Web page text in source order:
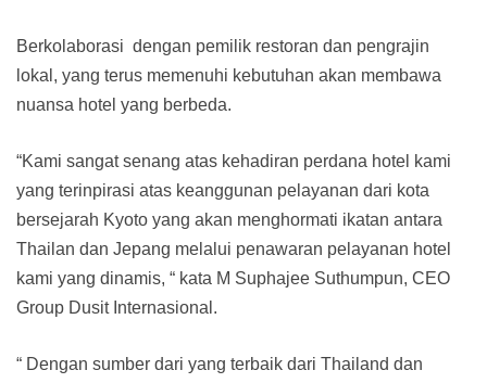
Berkolaborasi dengan pemilik restoran dan pengrajin
lokal, yang terus memenuhi kebutuhan akan membawa
nuansa hotel yang berbeda.
“Kami sangat senang atas kehadiran perdana hotel kami
yang terinpirasi atas keanggunan pelayanan dari kota
bersejarah Kyoto yang akan menghormati ikatan antara
Thailan dan Jepang melalui penawaran pelayanan hotel
kami yang dinamis, “ kata M Suphajee Suthumpun, CEO
Group Dusit Internasional.
“ Dengan sumber dari yang terbaik dari Thailand dan